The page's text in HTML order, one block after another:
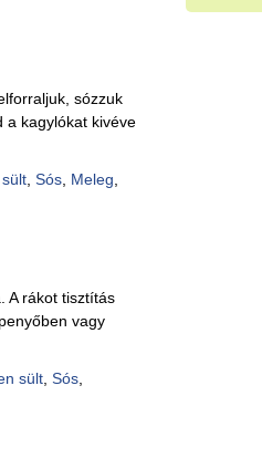
sózzuk
a kagylókat kivéve
, Sós, Meleg
A rákot tisztítás
vagy
sült, Sós,